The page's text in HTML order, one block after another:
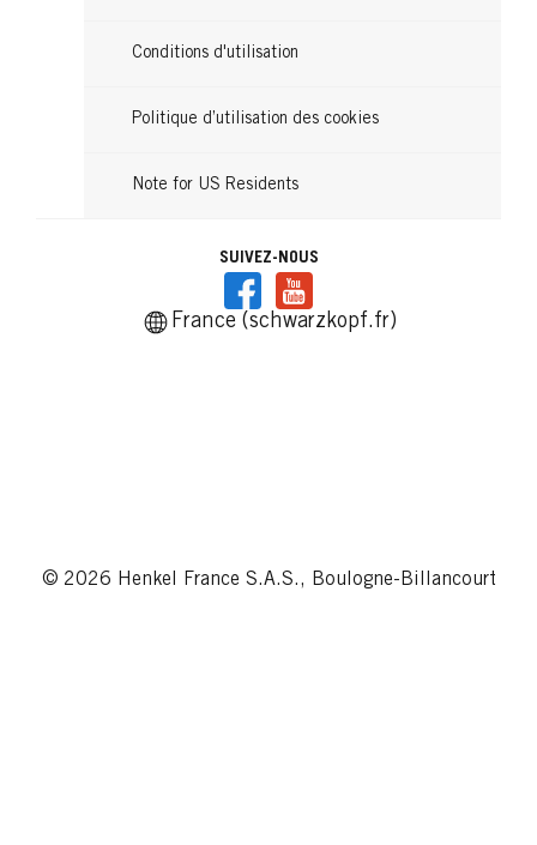
Conditions d'utilisation
Politique d’utilisation des cookies
Note for US Residents
SUIVEZ-NOUS
France (schwarzkopf.fr)
© 2026 Henkel France S.A.S., Boulogne-Billancourt